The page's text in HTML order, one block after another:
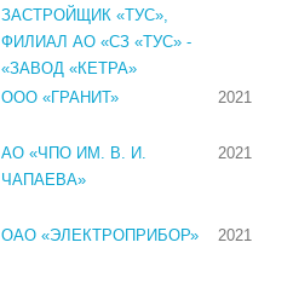
ЗАСТРОЙЩИК «ТУС»,
ФИЛИАЛ АО «СЗ «ТУС» -
«ЗАВОД «КЕТРА»
ООО «ГРАНИТ» 2021
АО «ЧПО ИМ. В. И.
ЧАПАЕВА»
2021
ОАО «ЭЛЕКТРОПРИБОР» 2021